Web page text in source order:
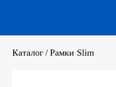
Каталог / Рамки Slim